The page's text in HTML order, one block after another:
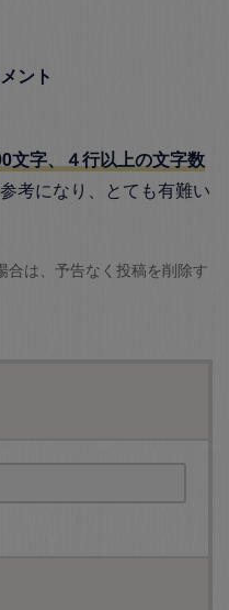
ント
文字、４行以上の文字数
考になり、とても有難い
合は、予告なく投稿を削除す